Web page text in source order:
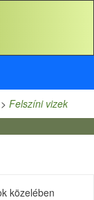
Felszíni vizek
közelében